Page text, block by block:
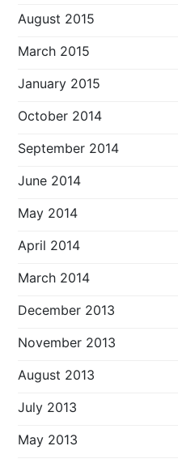
August 2015
March 2015
January 2015
October 2014
September 2014
June 2014
May 2014
April 2014
March 2014
December 2013
November 2013
August 2013
July 2013
May 2013